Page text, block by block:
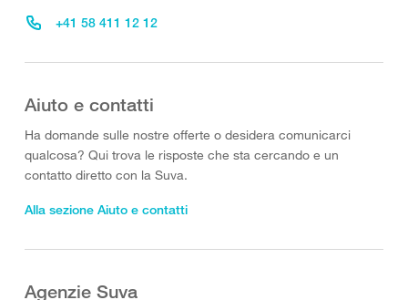
+41 58 411 12 12
Aiuto e contatti
Ha domande sulle nostre offerte o desidera comunicarci
qualcosa? Qui trova le risposte che sta cercando e un
contatto diretto con la Suva.
Alla sezione Aiuto e contatti
Agenzie Suva